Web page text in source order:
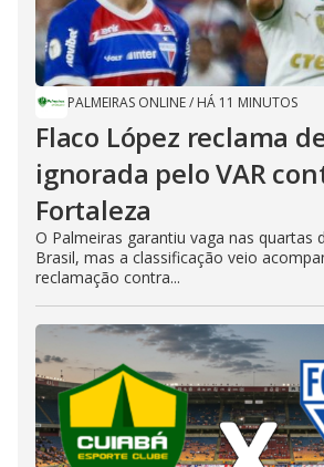
PALMEIRAS ONLINE/ HÁ 11 MINUTOS
Flaco López reclama
ignorada pelo VAR
Fortaleza
O Palmeiras garantiu vaga nas quartas
Brasil, mas a classificação veio
reclamação contra...